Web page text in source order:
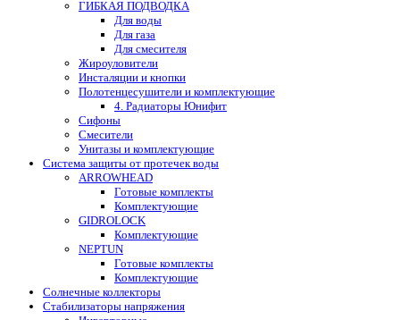
ГИБКАЯ ПОДВОДКА
Для воды
Для газа
Для смесителя
Жироуловители
Инсталяции и кнопки
Полотенцесушители и комплектующие
4. Радиаторы Юнифит
Сифоны
Смесители
Унитазы и комплектующие
Система защиты от протечек воды
ARROWHEAD
Готовые комплекты
Комплектующие
GIDROLOCK
Комплектующие
NEPTUN
Готовые комплекты
Комплектующие
Солнечные коллекторы
Стабилизаторы напряжения